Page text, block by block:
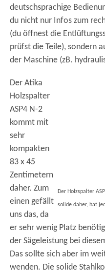
deutschsprachige
du nicht nur Infos zum
(du öffnest die
prüfst die Teile), sondern
der Maschine (zB.
Der Holzspalter
solide daher, hat
Der Atika
Holzspalter
ASP4 N-2
kommt mit
sehr
kompakten
83 x 45
Zentimetern
daher. Zum
einen gefällt
uns das, da
er sehr wenig Platz
der Sägeleistung bei
Das sollte sich aber im
wenden. Die solide